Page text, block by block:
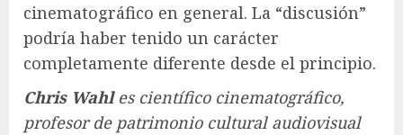
cinematográfico en general. La “discusión”
podría haber tenido un carácter
completamente diferente desde el principio.
Chris Wahles científico cinematográfico,
profesor de patrimonio cultural audiovisual